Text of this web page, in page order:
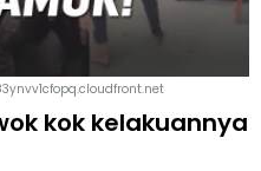
kok kelakuannya